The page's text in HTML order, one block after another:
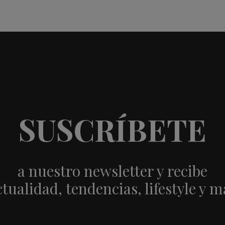
SUSCRÍBETE
a nuestro newsletter y recibe
tendencias, lifestyle y